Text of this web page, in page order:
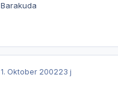
Barakuda
1. Oktober 200223 j